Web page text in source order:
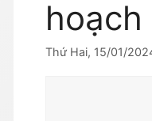
hoạch
Thứ Hai, 15/01/